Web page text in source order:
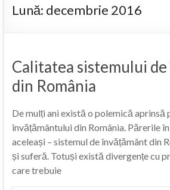
Lună: decembrie 2016
Calitatea sistemului
din România
De mulți ani există o polemică aprinsă
învățământului din România. Părerile
aceleași – sistemul de învățământ din
și suferă. Totuși există divergențe cu
care trebuie